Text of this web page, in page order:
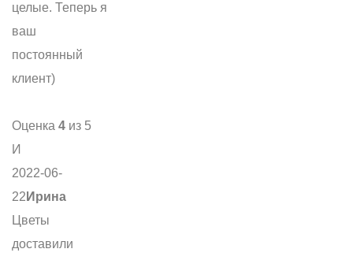
целые. Теперь я
ваш
постоянный
клиент)
Оценка 4 из 5
И
2022-06-
22 Ирина
Цветы
доставили